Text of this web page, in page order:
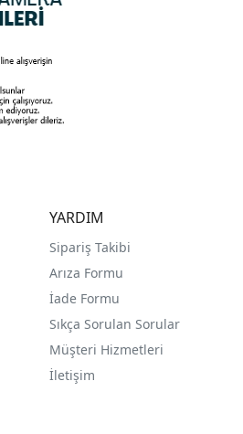
YARDIM
Sipariş Takibi
Arıza Formu
İade Formu
Sıkça Sorulan Sorular
Müşteri Hizmetleri
İletişim